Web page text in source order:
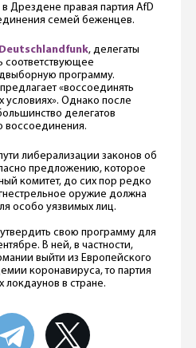
Дрездене правая партия AfD
семей беженцев.
Deutschlandfunk, делегаты
соответствующее
программу.
«воссоединять
условиях». Однако после
делегатов
воссоединения.
либерализации законов об
предложению, которое
комитет, до сих пор редко
оружие должна
особо уязвимых лиц.
свою программу для
В ней, в частности,
выйти из Европейского
коронавируса, то партия
локдаунов в стране.